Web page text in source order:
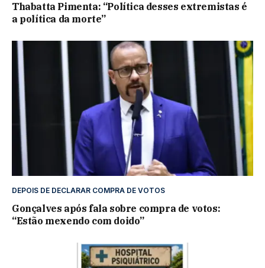
Thabatta Pimenta: “Política desses extremistas é
a política da morte”
DEPOIS DE DECLARAR COMPRA DE VOTOS
Gonçalves após fala sobre compra de votos:
“Estão mexendo com doido”